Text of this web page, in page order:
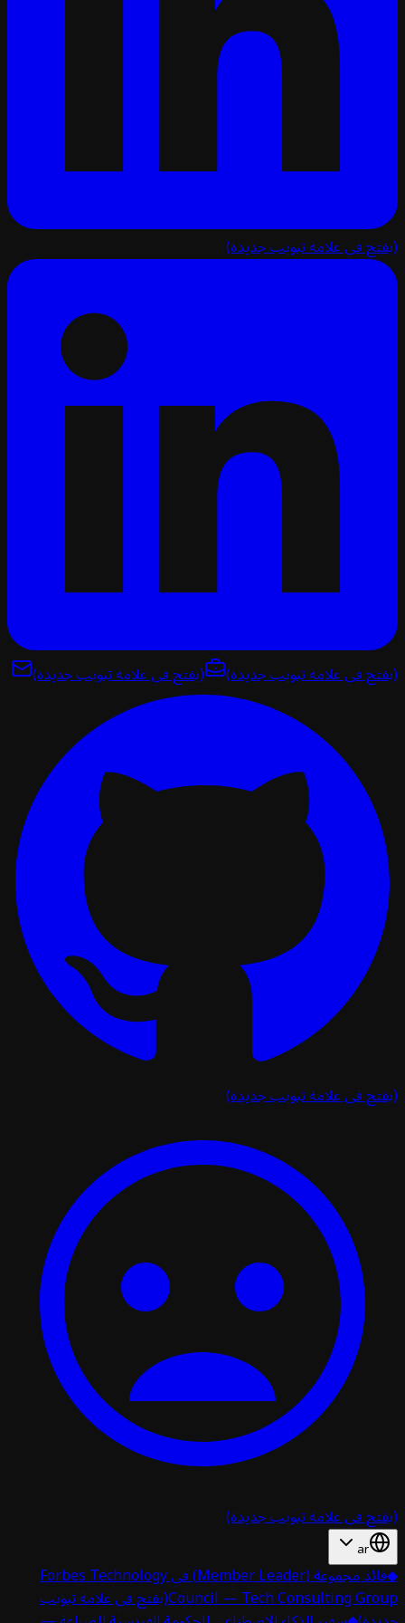
في علامة تبويب جديدة)
في علامة تبويب جديدة) (يفتح في علامة تبويب جديدة)
في علامة تبويب جديدة)
في علامة تبويب جديدة)
ar
قائد مجموعة (Member Leader) في Forbes Technology
Council — Tech Consulting(يفتح في علامة تبويب